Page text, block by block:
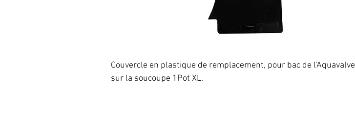
Couvercle en plastique de remplacement, pour bac de l'Aquavalve
sur la soucoupe 1Pot XL.